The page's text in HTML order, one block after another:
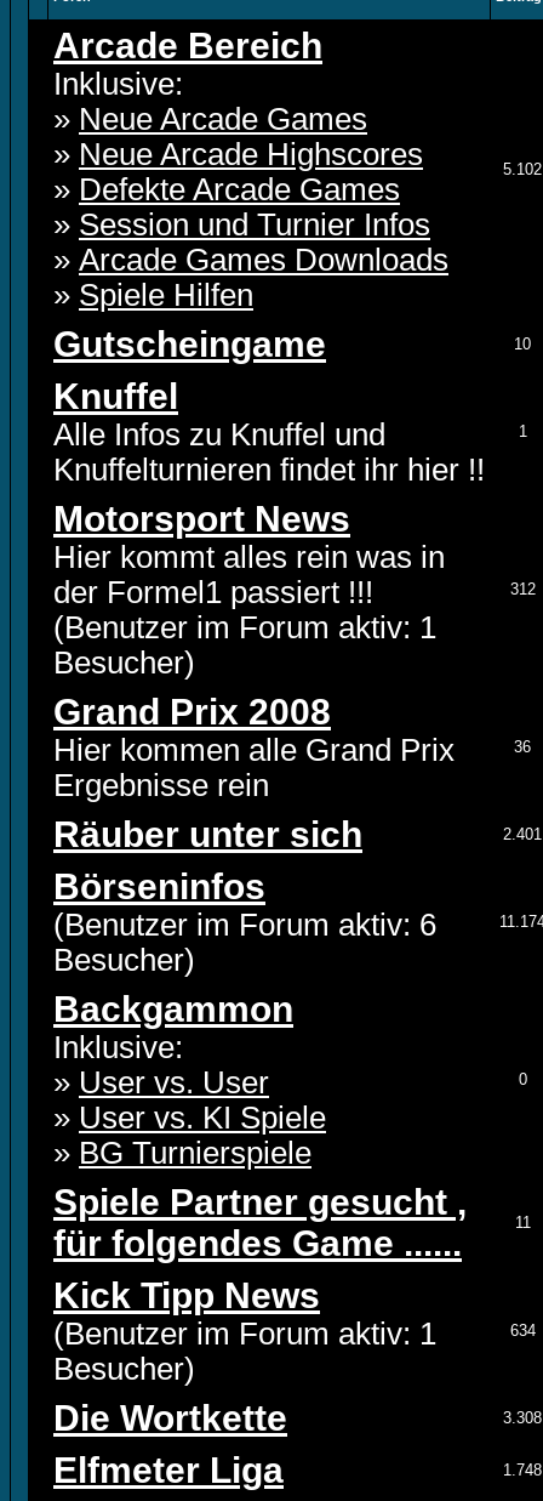
Arcade Bereich
Inklusive:
» Neue Arcade Games
» Neue Arcade Highscores
» Defekte Arcade Games
» Session und Turnier Infos
» Arcade Games Downloads
» Spiele Hilfen
5.102
Gutscheingame 10
Knuffel
Alle Infos zu Knuffel und
Knuffelturnieren findet ihr hier !!
1
Motorsport News
Hier kommt alles rein was in
der Formel1 passiert !!!
(Benutzer im Forum aktiv: 1
Besucher)
312
Grand Prix 2008
Hier kommen alle Grand Prix
Ergebnisse rein
36
Räuber unter sich 2.401
Börseninfos
(Benutzer im Forum aktiv: 6
Besucher)
Backgammon
Inklusive:
» User vs. User
» User vs. KI Spiele
» BG Turnierspiele
0
Spiele Partner gesucht ,
für folgendes Game ......
11
Kick Tipp News
(Benutzer im Forum aktiv: 1
Besucher)
634
Die Wortkette 3.308
Elfmeter Liga 1.748